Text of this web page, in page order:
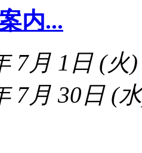
内...
7月 1日 (火
7月 30日 (